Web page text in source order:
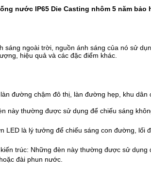
nước IP65 Die Casting nhôm 5 năm
sáng ngoài trời, nguồn ánh sáng của nó sử
hiệu quả và các đặc điểm khác.
đường chậm đô thị, làn đường hẹp, khu
này thường được sử dụng để chiếu sáng
LED là lý tưởng để chiếu sáng con đường, lối
trúc: Những đèn này thường được sử
đài phun nước.